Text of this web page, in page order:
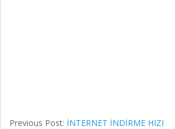
Previous Post: İNTERNET İNDİRME HIZI